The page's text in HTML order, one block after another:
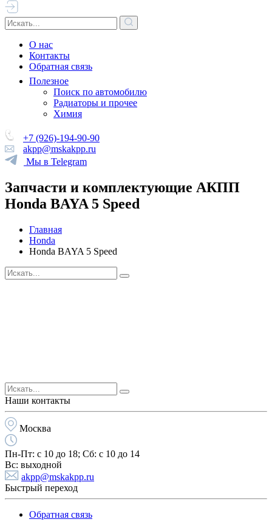
О нас
Контакты
Обратная связь
Полезное
Поиск по автомобилю
Радиаторы и прочее
Химия
+7 (926)-194-90-90
akpp@mskakpp.ru
Мы в Telegram
Запчасти и комплектующие АКПП
Honda BAYA 5 Speed
Главная
Honda
Honda BAYA 5 Speed
Наши контакты
Москва
Пн-Пт: с 10 до 18; Cб: с 10 до 14
Вс: выходной
akpp@mskakpp.ru
Быстрый переход
Обратная связь